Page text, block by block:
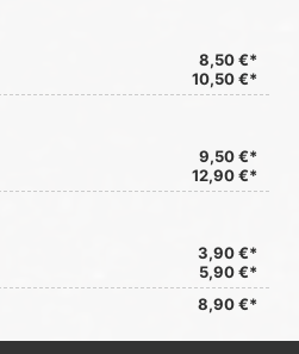
8,50 €*
10,50 €*
9,50 €*
12,90 €*
3,90 €*
5,90 €*
8,90 €*